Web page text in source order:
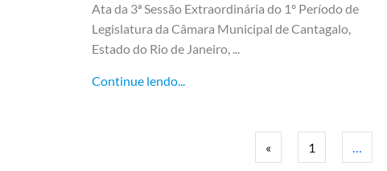
Ata da 3ª Sessão Extraordinária do 1º Período de
Legislatura da Câmara Municipal de Cantagalo,
Estado do Rio de Janeiro, ...
Continue lendo...
« 1 …